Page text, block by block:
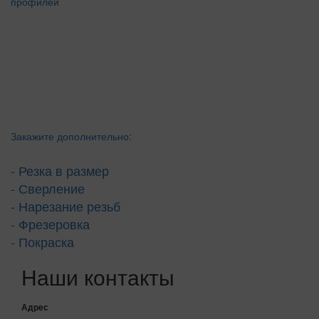
Закажите дополнительно:
- Резка в размер
- Сверление
- Нарезание резьб
- Фрезеровка
- Покраска
Наши контакты
Адрес